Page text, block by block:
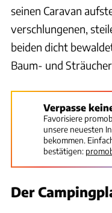
seinen Caravan
verschlungenen,
beiden dicht
Baum- und
Verpasse
Favorisiere
unsere neuesten
bekommen.
bestätigen:
Der